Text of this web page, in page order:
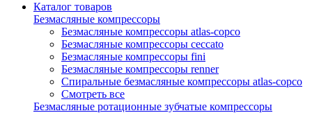
Каталог товаров
Безмасляные компрессоры
Безмасляные компрессоры atlas-copco
Безмасляные компрессоры ceccato
Безмасляные компрессоры fini
Безмасляные компрессоры renner
Спиральные безмасляные компрессоры atlas-copco
Смотреть все
Безмасляные ротационные зубчатые компрессоры